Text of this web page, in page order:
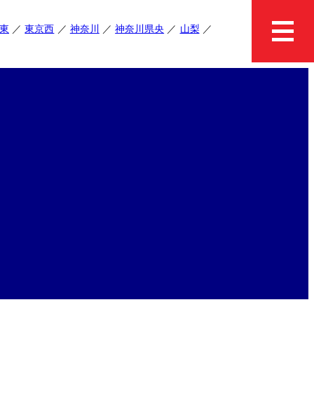
東京西 神奈川 神奈川県央 山梨